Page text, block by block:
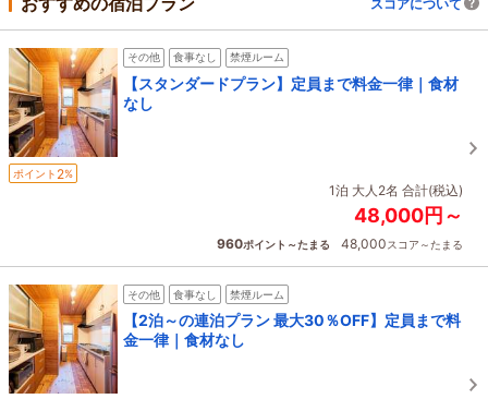
スコアについて
その他 食事なし 禁煙ルーム
【スタンダードプラン】定員まで料金一律｜食材
なし
ポイント 2%
1泊 大人2名 合計(税込)
48,000円～
960ポイント～たまる 48,000スコア～たまる
その他 食事なし 禁煙ルーム
【2泊～の連泊プラン 最大30％OFF】定員まで料
金一律｜食材なし